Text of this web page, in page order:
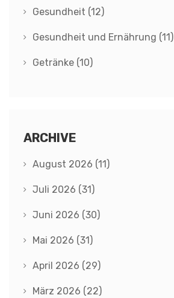
Gesundheit (12)
Gesundheit und Ernährung (11)
Getränke (10)
ARCHIVE
August 2026 (11)
Juli 2026 (31)
Juni 2026 (30)
Mai 2026 (31)
April 2026 (29)
März 2026 (22)